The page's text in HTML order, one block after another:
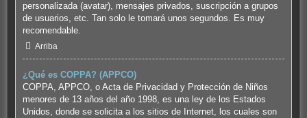
personalizada (avatar), mensajes privados, suscripción a grupos
de usuarios, etc. Tan solo le tomará unos segundos. Es muy
recomendable.
Arriba
¿Qué es COPPA? (APPCO)
COPPA, APPCO, o Acta de Privacidad y Protección de Niños
menores de 13 años del año 1998, es una ley de los Estados
Unidos, donde se solicita a los sitios de Internet, los cuales son